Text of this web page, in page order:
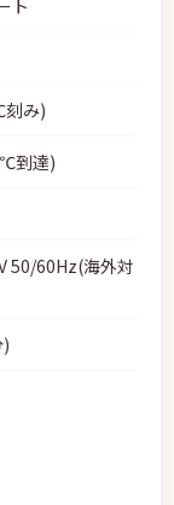
ト
み)
到達)
50/60Hz(海外対